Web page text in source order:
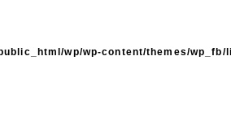
wp/wp-content/themes/wp_fb/